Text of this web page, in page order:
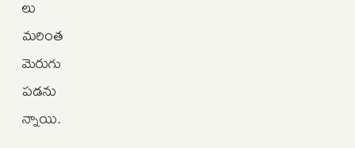
లు
మరింత
మెరుగు
పడను
న్నాయి.